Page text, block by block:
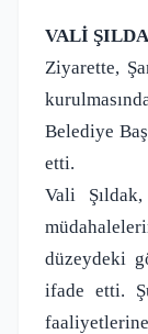
VALİ
Ziyarette,
Belediye
etti.
Vali
düzeydeki
ifade etti.